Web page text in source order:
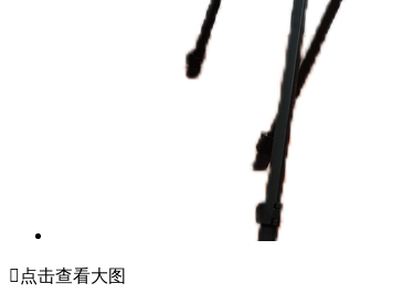
 点击查看大图